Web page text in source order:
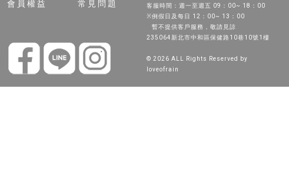
會員權益
常見問題
客服時間：週一至週五 09：00~ 18：00
※例假日及每日 12：00~ 13：00
暫不提供客戶服務，敬請見諒
235064新北市中和區保健路10巷10號1樓
© 2026 ALL Rights Reserved by
loveofrain